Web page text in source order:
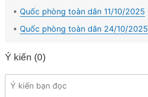
Quốc phòng toàn dân 11/10/2025
Quốc phòng toàn dân 24/10/2025
Ý kiến (0)